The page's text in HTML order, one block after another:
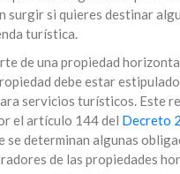
surgir si quieres destinar
turística.
de una propiedad
debe estar
servicios turísticos. Este
el artículo 144 del Decreto
se determinan algunas
de las propiedades